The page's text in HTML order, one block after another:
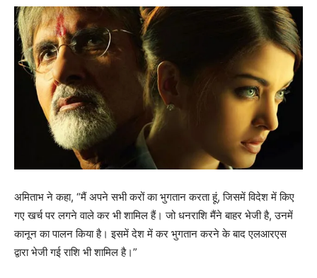
अमिताभ ने कहा, “मैं अपने सभी करों का भुगतान करता हूं, जिसमें विदेश में किए
गए खर्च पर लगने वाले कर भी शामिल हैं। जो धनराशि मैंने बाहर भेजी है, उनमें
कानून का पालन किया है। इसमें देश में कर भुगतान करने के बाद एलआरएस
द्वारा भेजी गई राशि भी शामिल है।”